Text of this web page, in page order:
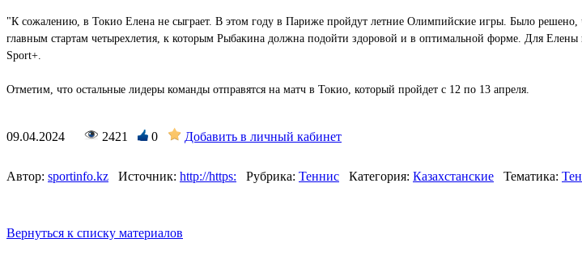
"К сожалению, в Токио Елена не сыграет. В этом году в Париже пройдут летние Олимпийские игры. Было
главным стартам четырехлетия, к которым Рыбакина должна подойти здоровой и в оптимальной форме. Для
Sport+.
Отметим, что остальные лидеры команды отправятся на матч в Токио, который пройдет с 12 по 13 апреля.
09.04.2024 2421 0 Добавить в личный кабинет
Автор: sportinfo.kz Источник: http://https: Рубрика: Теннис Категория: Казахстанские Тематика:
Вернуться к списку материалов